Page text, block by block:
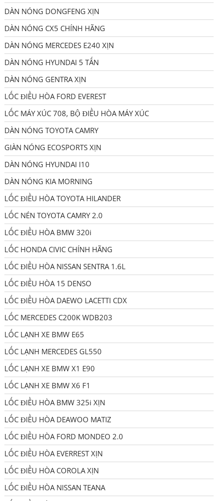
DÀN NÓNG DONGFENG XỊN
DÀN NÓNG CX5 CHÍNH HÃNG
DÀN NÓNG MERCEDES E240 XỊN
DÀN NÓNG HYUNDAI 5 TẤN
DÀN NÓNG GENTRA XỊN
LỐC ĐIỀU HÒA FORD EVEREST
LỐC MÁY XÚC 708, BỘ ĐIỀU HÒA MÁY XÚC
DÀN NÓNG TOYOTA CAMRY
GIÀN NÓNG ECOSPORTS XỊN
DÀN NÓNG HYUNDAI I10
DÀN NÓNG KIA MORNING
LỐC ĐIỀU HÒA TOYOTA HILANDER
LỐC NÉN TOYOTA CAMRY 2.0
LỐC ĐIỀU HÒA BMW 320i
LỐC HONDA CIVIC CHÍNH HÃNG
LỐC ĐIỀU HÒA NISSAN SENTRA 1.6L
LỐC ĐIỀU HÒA 15 DENSO
LỐC ĐIỀU HÒA DAEWO LACETTI CDX
LỐC MERCEDES C200K WDB203
LỐC LẠNH XE BMW E65
LỐC LẠNH MERCEDES GL550
LỐC LẠNH XE BMW X1 E90
LỐC LẠNH XE BMW X6 F1
LỐC ĐIỀU HÒA BMW 325i XỊN
LỐC ĐIỀU HÒA DEAWOO MATIZ
LỐC ĐIỀU HÒA FORD MONDEO 2.0
LỐC ĐIỀU HÒA EVERREST XỊN
LỐC ĐIỀU HÒA COROLA XỊN
LỐC ĐIỀU HÒA NISSAN TEANA